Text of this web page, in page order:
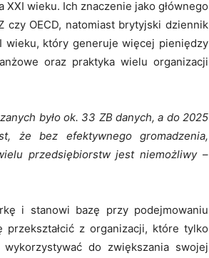
wieku. Ich znaczenie jako głównego
czy OECD, natomiast brytyjski dziennik
wieku, który generuje więcej pieniędzy
oraz praktyka wielu organizacji
było ok. 33 ZB danych, a do 2025
że bez efektywnego gromadzenia,
przedsiębiorstw jest niemożliwy –
i stanowi bazę przy podejmowaniu
z organizacji, które tylko
do zwiększania swojej